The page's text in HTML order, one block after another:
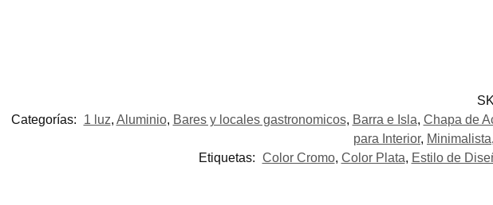
Categorías:
1 luz, Aluminio, Bares y locales gastronomicos, Barra e Isla, Chapa de
para Interior, Minimalista,
Etiquetas: Color Cromo, Color Plata, Estilo de